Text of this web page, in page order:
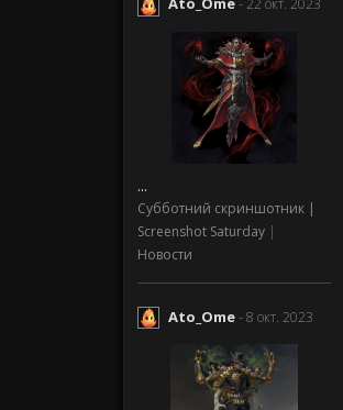
- 22 окт. 2023
...
Субботний скриншотник |
Screenshot Saturday |
Новости
Ato_Ome- 8 окт. 2023